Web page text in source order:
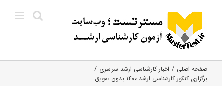
content
صفحه اصلی
اخبار کارشناسی ارشد سراسری
برگزاری کنکور کارشناسی ارشد ۱۴۰۰ بدون تعویق